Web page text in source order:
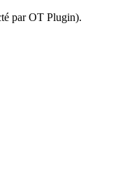
par OT Plugin).